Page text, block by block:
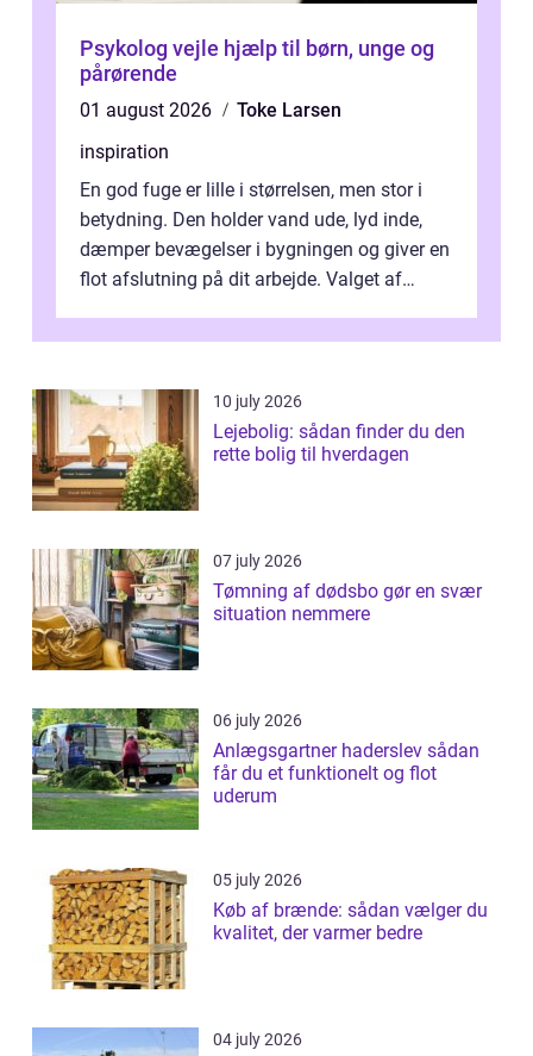
Psykolog vejle hjælp til børn, unge og
pårørende
01 august 2026
Toke Larsen
inspiration
En god fuge er lille i størrelsen, men stor i
betydning. Den holder vand ude, lyd inde,
dæmper bevægelser i bygningen og giver en
flot afslutning på dit arbejde. Valget af
10 july 2026
Lejebolig: sådan finder du den
rette bolig til hverdagen
07 july 2026
Tømning af dødsbo gør en svær
situation nemmere
06 july 2026
Anlægsgartner haderslev sådan
får du et funktionelt og flot
uderum
05 july 2026
Køb af brænde: sådan vælger du
kvalitet, der varmer bedre
04 july 2026